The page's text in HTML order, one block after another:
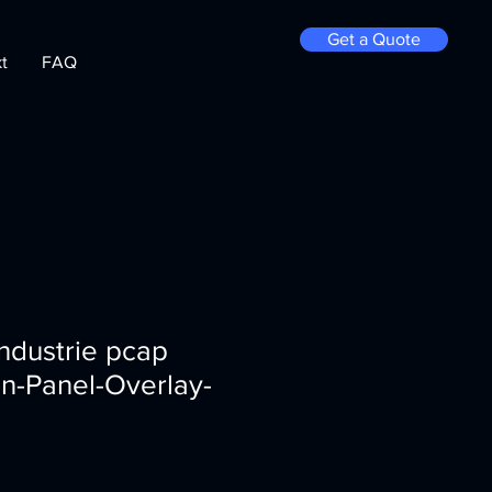
FAQ
Get a Quote
pcap
Panel-Overlay-